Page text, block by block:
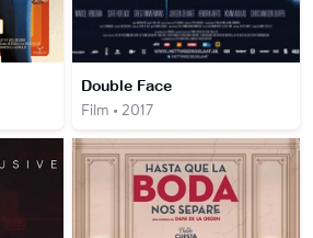
Double Face
Film • 2017